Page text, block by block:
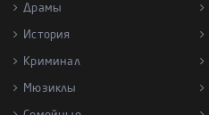
Драмы
История
Криминал
Мюзиклы